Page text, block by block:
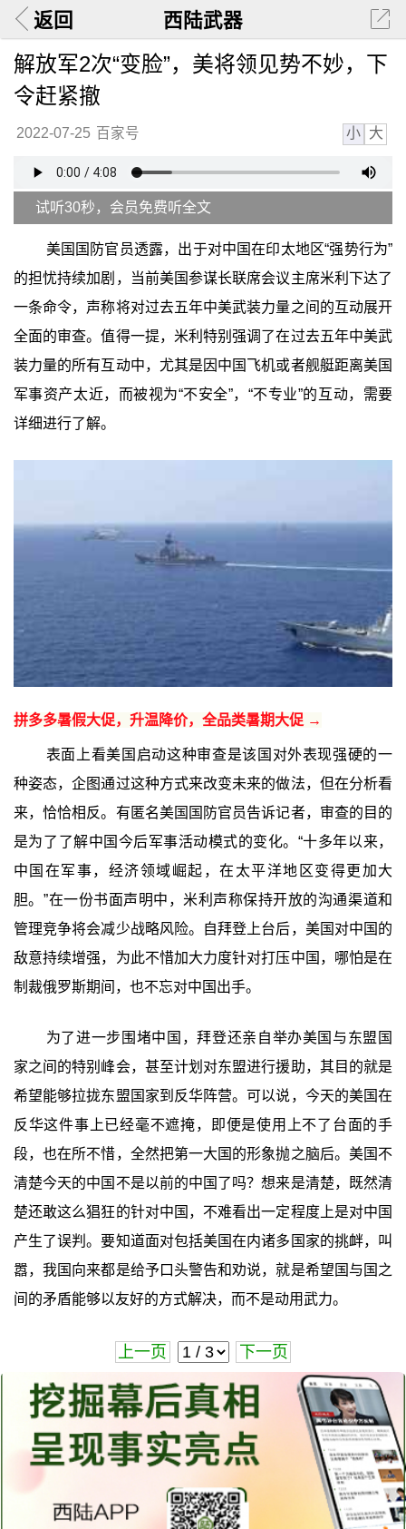
返回 西陆武器
解放军2次“变脸”，美将领见势不妙，下
令赶紧撤
2022-07-25 百家号 小 大
试听30秒，会员免费听全文
美国国防官员透露，出于对中国在印太地区“强势行为”
的担忧持续加剧，当前美国参谋长联席会议主席米利下达了
一条命令，声称将对过去五年中美武装力量之间的互动展开
全面的审查。值得一提，米利特别强调了在过去五年中美武
装力量的所有互动中，尤其是因中国飞机或者舰艇距离美国
军事资产太近，而被视为“不安全”，“不专业”的互动，需要
详细进行了解。
拼多多暑假大促，升温降价，全品类暑期大促 →
表面上看美国启动这种审查是该国对外表现强硬的一
种姿态，企图通过这种方式来改变未来的做法，但在分析看
来，恰恰相反。有匿名美国国防官员告诉记者，审查的目的
是为了了解中国今后军事活动模式的变化。“十多年以来，
中国在军事，经济领域崛起，在太平洋地区变得更加大
胆。”在一份书面声明中，米利声称保持开放的沟通渠道和
管理竞争将会减少战略风险。自拜登上台后，美国对中国的
敌意持续增强，为此不惜加大力度针对打压中国，哪怕是在
制裁俄罗斯期间，也不忘对中国出手。
为了进一步围堵中国，拜登还亲自举办美国与东盟国
家之间的特别峰会，甚至计划对东盟进行援助，其目的就是
希望能够拉拢东盟国家到反华阵营。可以说，今天的美国在
反华这件事上已经毫不遮掩，即便是使用上不了台面的手
段，也在所不惜，全然把第一大国的形象抛之脑后。美国不
清楚今天的中国不是以前的中国了吗？想来是清楚，既然清
楚还敢这么猖狂的针对中国，不难看出一定程度上是对中国
产生了误判。要知道面对包括美国在内诸多国家的挑衅，叫
嚣，我国向来都是给予口头警告和劝说，就是希望国与国之
间的矛盾能够以友好的方式解决，而不是动用武力。
上一页 下一页